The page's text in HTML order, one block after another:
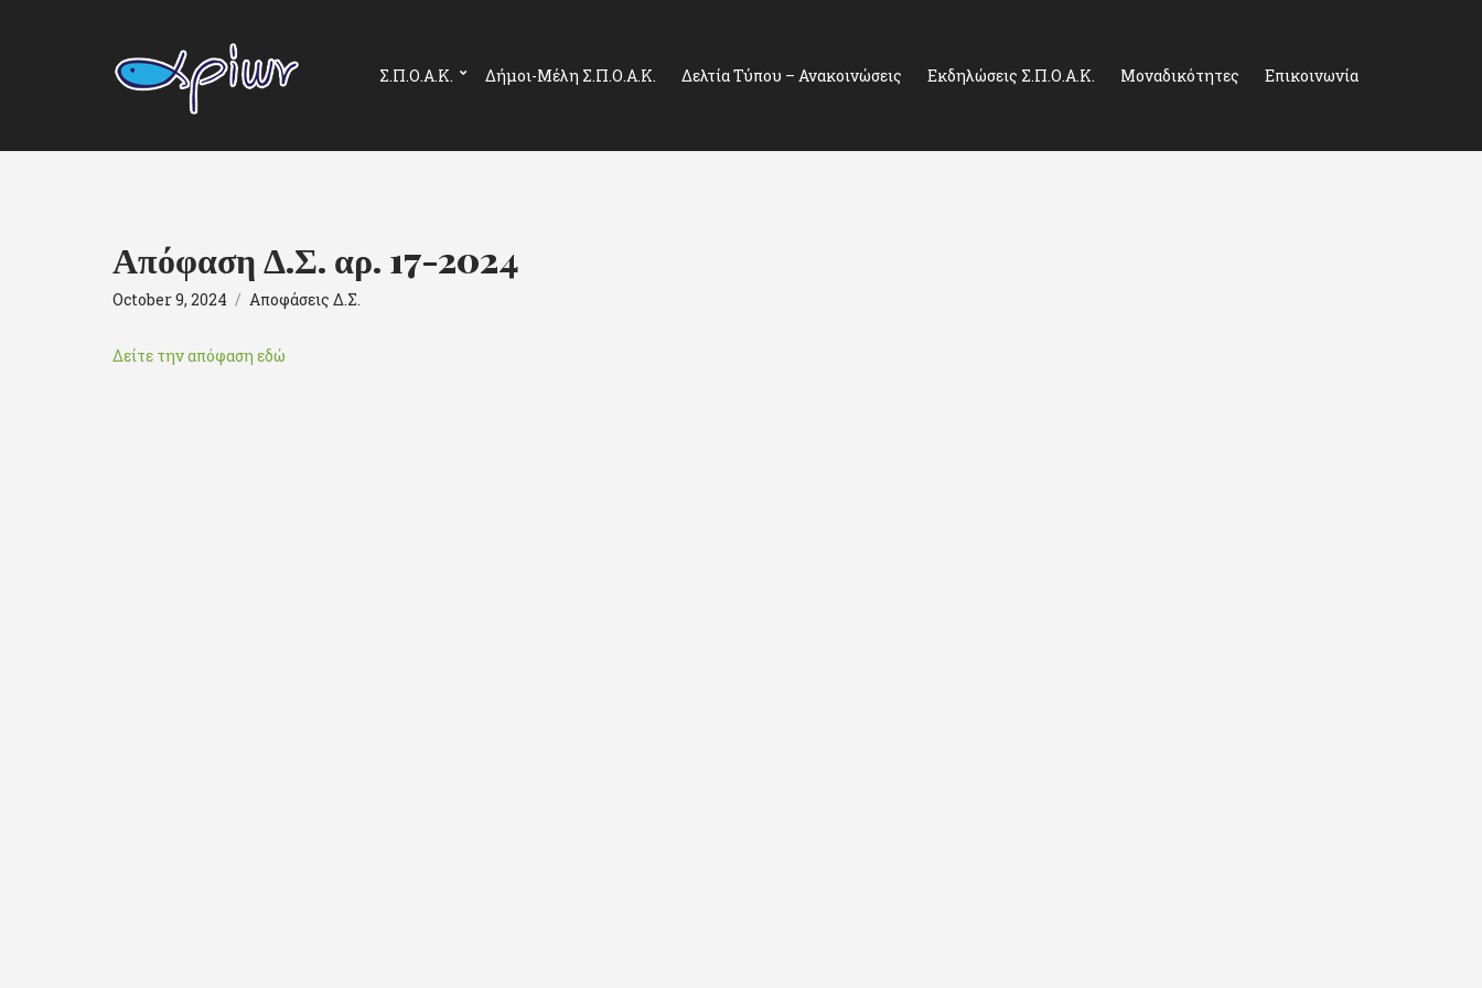
Σ.Π.Ο.Α.Κ. Δήμοι-Μέλη Σ.Π.Ο.Α.Κ. Δελτία Τύπου – Ανακοινώσεις Εκδηλώσεις Σ.Π.Ο.Α.Κ. Μοναδικότητες Επικοινωνία
Απόφαση Δ.Σ. αρ. 17-2024
October 9, 2024 Αποφάσεις Δ.Σ.
Δείτε την απόφαση εδώ